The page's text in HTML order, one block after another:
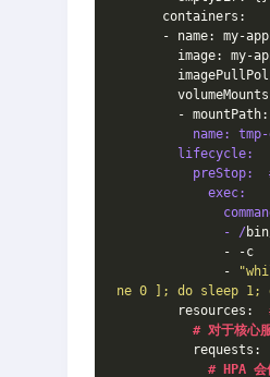
containers:
- name: my-
image: my-
- mountPath:
name: tmp-
lifecycle:
preStop:
exec:
- /
- -c
-
ne 0 ]; do sleep 1;
resources:
# 对于核心
requests:
# HPA